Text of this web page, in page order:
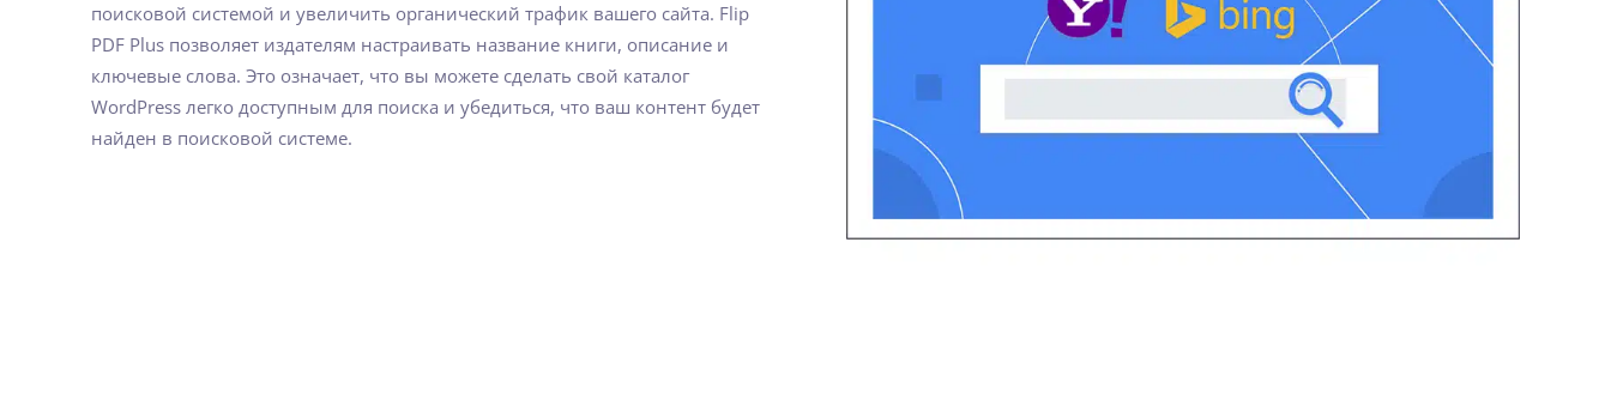
поисковой системой и увеличить органический трафик вашего сайта. Flip
PDF Plus позволяет издателям настраивать название книги, описание и
ключевые слова. Это означает, что вы можете сделать свой каталог
WordPress легко доступным для поиска и убедиться, что ваш контент будет
найден в поисковой системе.